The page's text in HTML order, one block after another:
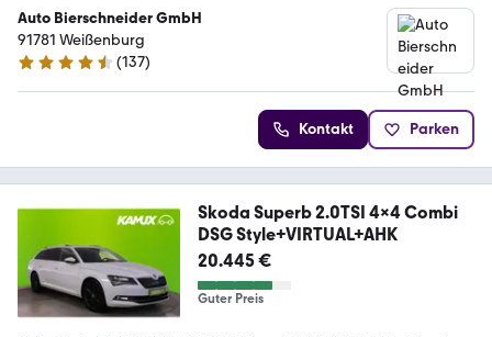
Auto Bierschneider GmbH
91781 Weißenburg
4.7 Sterne
(137)
Kontakt Parken
Skoda Superb 2.0TSI 4x4 Combi
DSG Style+VIRTUAL+AHK
20.445 €
Guter Preis